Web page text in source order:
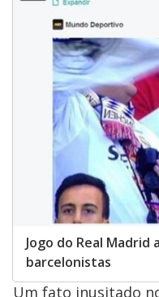
Jogo do Real
barcelonistas
Um fato inusitado